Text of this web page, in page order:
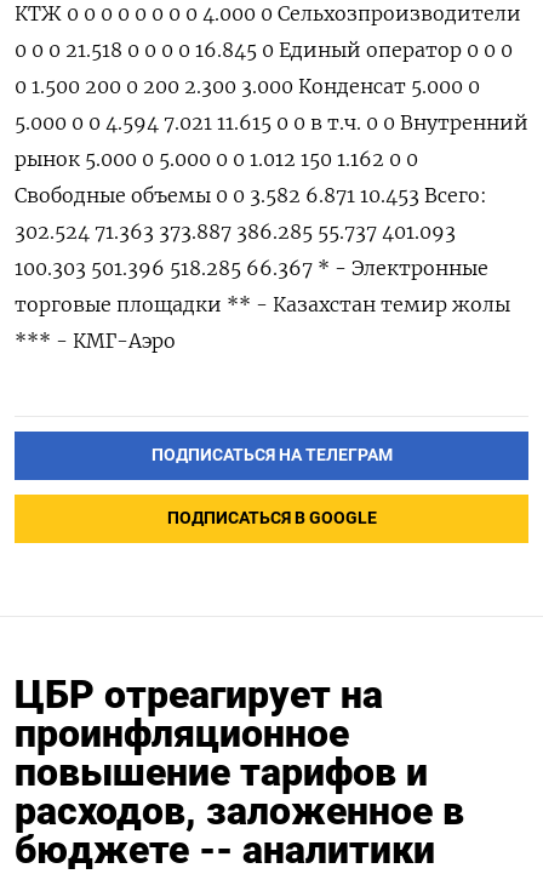
КТЖ 0 0 0 0 0 0 0 0 4.000 0 Сельхозпроизводители
0 0 0 21.518 0 0 0 0 16.845 0 Единый оператор 0 0 0
0 1.500 200 0 200 2.300 3.000 Конденсат 5.000 0
5.000 0 0 4.594 7.021 11.615 0 0 в т.ч. 0 0 Внутренний
рынок 5.000 0 5.000 0 0 1.012 150 1.162 0 0
Свободные объемы 0 0 3.582 6.871 10.453 Всего:
302.524 71.363 373.887 386.285 55.737 401.093
100.303 501.396 518.285 66.367 * - Электронные
торговые площадки ** - Казахстан темир жолы
*** - КМГ-Аэро
ПОДПИСАТЬСЯ НА ТЕЛЕГРАМ
ПОДПИСАТЬСЯ В GOOGLE
ЦБР отреагирует на
проинфляционное
повышение тарифов и
расходов, заложенное в
бюджете -- аналитики